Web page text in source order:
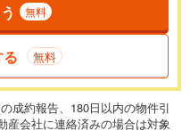
無料
無料
成約報告、180日以内の物件引
産会社に連絡済みの場合は対象